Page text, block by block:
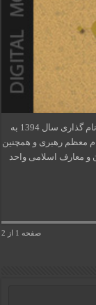
تیزر همایش بین المللی “دولت، تمدن اسلامی” همزمان با نام گذاری سال 1394 به
معظم رهبری و همچنین
و معارف اسلامی واحد
صفحه 1 از 2